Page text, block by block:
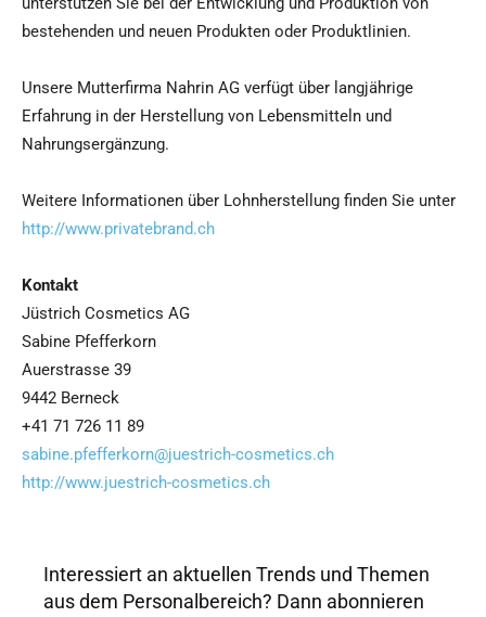
bestehenden und neuen Produkten oder Produktlinien.
Unsere Mutterfirma Nahrin AG verfügt über langjährige
Erfahrung in der Herstellung von Lebensmitteln und
Nahrungsergänzung.
Weitere Informationen über Lohnherstellung finden Sie unter
http://www.privatebrand.ch
Kontakt
Jüstrich Cosmetics AG
Sabine Pfefferkorn
Auerstrasse 39
9442 Berneck
+41 71 726 11 89
sabine.pfefferkorn@juestrich-cosmetics.ch
http://www.juestrich-cosmetics.ch
Interessiert an aktuellen Trends und Themen
aus dem Personalbereich? Dann abonnieren